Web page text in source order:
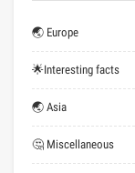
🌏 Europe
🌟Interesting facts
🌏 Asia
🤔 Miscellaneous